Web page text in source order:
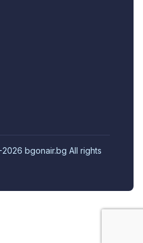
bgonair.bg All rights